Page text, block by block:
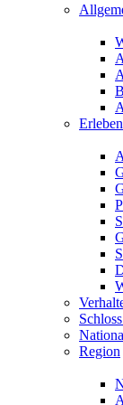
Erleben
Region